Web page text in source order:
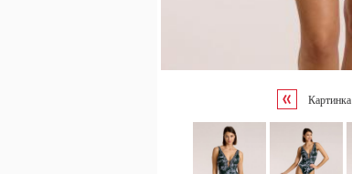
Картинка